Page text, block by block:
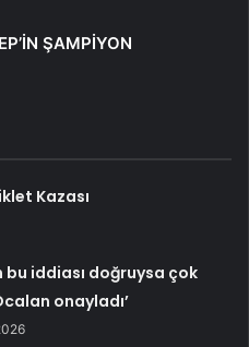
ŞAMPİYON
Kazası
bu iddiası doğruysa çok
onayladı’